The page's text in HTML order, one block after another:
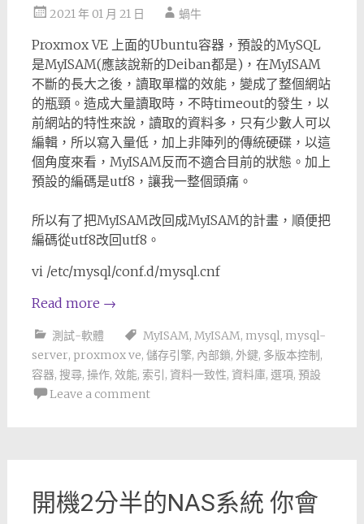
2021 年 01 月 21 日 蝸牛
Proxmox VE 上面的Ubuntu容器，預設的MySQL
是MyISAM(應該說新的Deiban都是)，在MyISAM
不斷的長大之後，讀取單檔的效能，變成了整個網站
的瓶頸。造成大量讀取時，不時timeout的發生，以
前網站的特性來說，讀取的資料多，只有少數人可以
編輯，所以寫入量低，加上非陣列的傳統硬碟，以這
個角度來看，MyISAM反而不適合目前的狀態。加上
預設的編碼是utf8，讓我一整個頭痛。
所以有了把MyISAM改回成MyISAM的計畫，順便把
編碼從utf8改回utf8。
vi /etc/mysql/conf.d/mysql.cnf
Read more →
測試-軟體 MyISAM, MyISAM, mysql, mysql-
server, proxmox ve, 儲存引擎, 內部鎖, 外鍵, 多版本控制 ,
容器, 搜尋, 操作, 效能, 索引, 資料一致性, 資料庫, 選項, 預設
Leave a comment
開機2分半的NAS系統 你會